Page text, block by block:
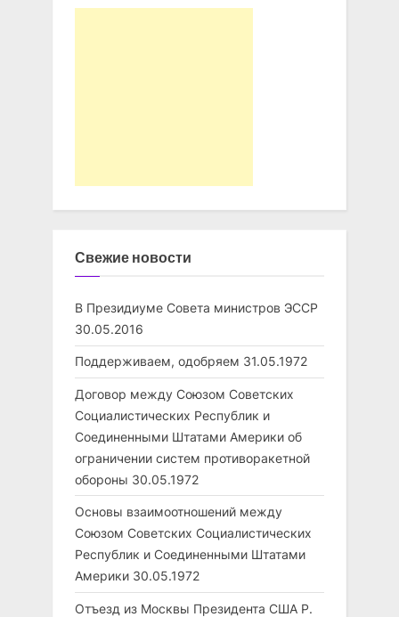
Свежие новости
В Президиуме Совета министров ЭССР
30.05.2016
Поддерживаем, одобряем 31.05.1972
Договор между Союзом Советских
Социалистических Республик и
Соединенными Штатами Америки об
ограничении систем противоракетной
обороны 30.05.1972
Основы взаимоотношений между
Союзом Советских Социалистических
Республик и Соединенными Штатами
Америки 30.05.1972
Отъезд из Москвы Президента США Р.